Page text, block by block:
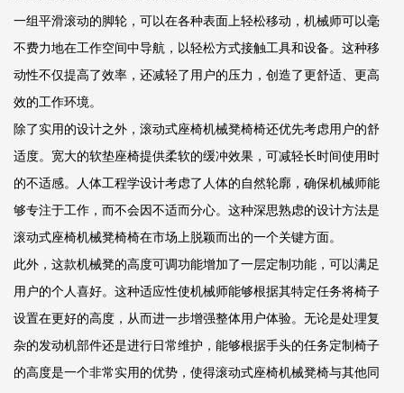
一组平滑滚动的脚轮，可以在各种表面上轻松移动，机械师可以毫
不费力地在工作空间中导航，以轻松方式接触工具和设备。这种移
动性不仅提高了效率，还减轻了用户的压力，创造了更舒适、更高
效的工作环境。
除了实用的设计之外，滚动式座椅机械凳椅椅还优先考虑用户的舒
适度。宽大的软垫座椅提供柔软的缓冲效果，可减轻长时间使用时
的不适感。人体工程学设计考虑了人体的自然轮廓，确保机械师能
够专注于工作，而不会因不适而分心。这种深思熟虑的设计方法是
滚动式座椅机械凳椅椅在市场上脱颖而出的一个关键方面。
此外，这款机械凳的高度可调功能增加了一层定制功能，可以满足
用户的个人喜好。这种适应性使机械师能够根据其特定任务将椅子
设置在更好的高度，从而进一步增强整体用户体验。无论是处理复
杂的发动机部件还是进行日常维护，能够根据手头的任务定制椅子
的高度是一个非常实用的优势，使得滚动式座椅机械凳椅与其他同